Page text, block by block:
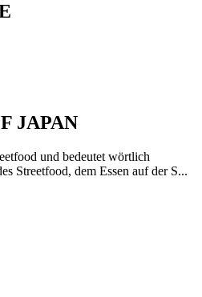
JAPAN
und bedeutet wörtlich
Streetfood, dem Essen auf der S...